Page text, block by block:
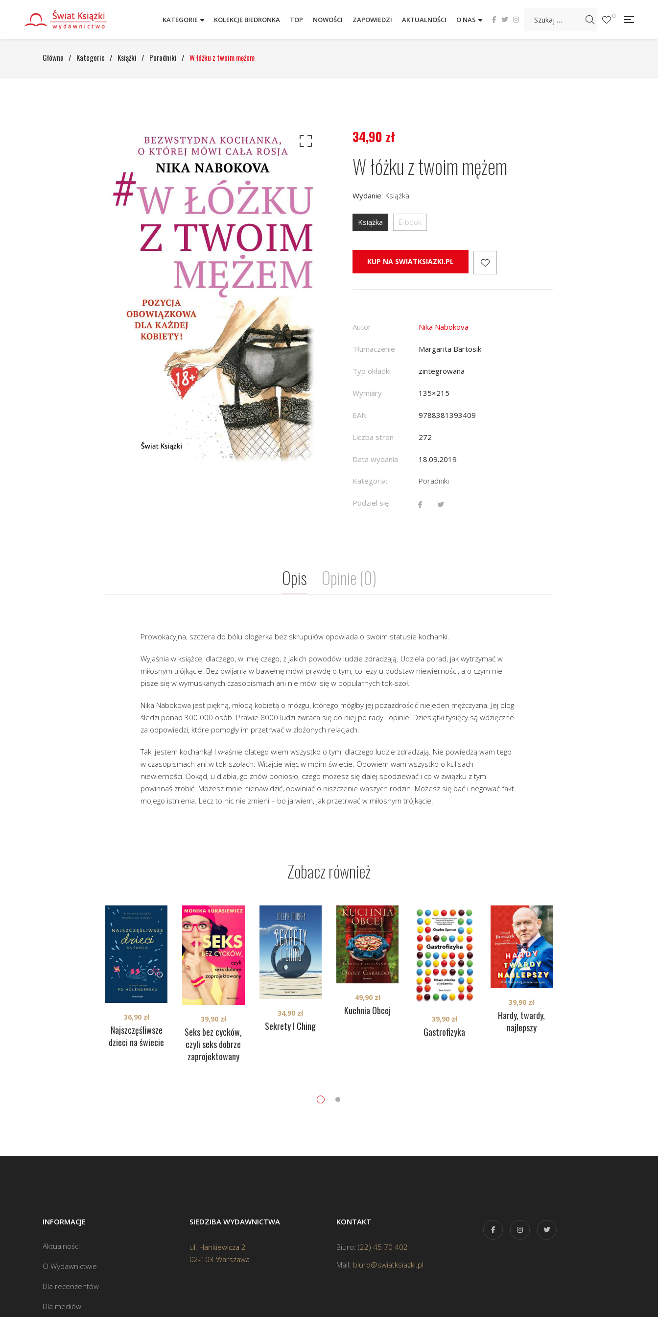
KATEGORIE KOLEKCJE BIEDRONKA TOP NOWOŚCI ZAPOWIEDZI AKTUALNOŚCI O NAS 0
Główna / Kategorie / Książki / Poradniki / W łóżku z twoim mężem
34,90 zł
W łóżku z twoim mężem
Wydanie: Książka
Książka E-book
KUP NA SWIATKSIAZKI.PL
Autor Nika Nabokova
Tłumaczenie Margarita Bartosik
Typ okładki zintegrowana
Wymiary 135×215
EAN 9788381393409
Liczba stron 272
Data wydania 18.09.2019
Kategoria: Poradniki
Podziel się
Opis Opinie (0)
Prowokacyjna, szczera do bólu blogerka bez skrupułów opowiada o swoim statusie kochanki.
Wyjaśnia w książce, dlaczego, w imię czego, z jakich powodów ludzie zdradzają. Udziela porad, jak wytrzymać w
miłosnym trójkącie. Bez owijania w bawełnę mówi prawdę o tym, co leży u podstaw niewierności, a o czym nie
pisze się w wymuskanych czasopismach ani nie mówi się w popularnych tok-szoł.
Nika Nabokowa jest piękną, młodą kobietą o mózgu, którego mógłby jej pozazdrościć niejeden mężczyzna. Jej blog
śledzi ponad 300.000 osób. Prawie 8000 ludzi zwraca się do niej po rady i opinie. Dziesiątki tysięcy są wdzięczne
za odpowiedzi, które pomogły im przetrwać w złożonych relacjach.
Tak, jestem kochanką! I właśnie dlatego wiem wszystko o tym, dlaczego ludzie zdradzają. Nie powiedzą wam tego
w czasopismach ani w tok-szołach. Witajcie więc w moim świecie. Opowiem wam wszystko o kulisach
niewierności. Dokąd, u diabła, go znów poniosło, czego możesz się dalej spodziewać i co w związku z tym
powinnaś zrobić. Możesz mnie nienawidzić, obwiniać o niszczenie waszych rodzin. Możesz się bać i negować fakt
mojego istnienia. Lecz to nic nie zmieni – bo ja wiem, jak przetrwać w miłosnym trójkącie.
Zobacz również
Najszczęśliwsze
dzieci na świecie
36,90 zł
Seks bez cycków,
czyli seks dobrze
zaprojektowany
39,90 zł
Sekrety I Ching
34,90 zł Kuchnia Obcej
49,90 zł
Gastrofizyka
39,90 zł
Hardy, twardy,
najlepszy
39,90 zł
INFORMACJE
Aktualności
O Wydawnictwie
Dla recenzentów
Dla mediów
SIEDZIBA WYDAWNICTWA
ul. Hankiewicza 2
02-103 Warszawa
KONTAKT
Biuro: (22) 45 70 402
Mail: biuro@swiatksiazki.pl